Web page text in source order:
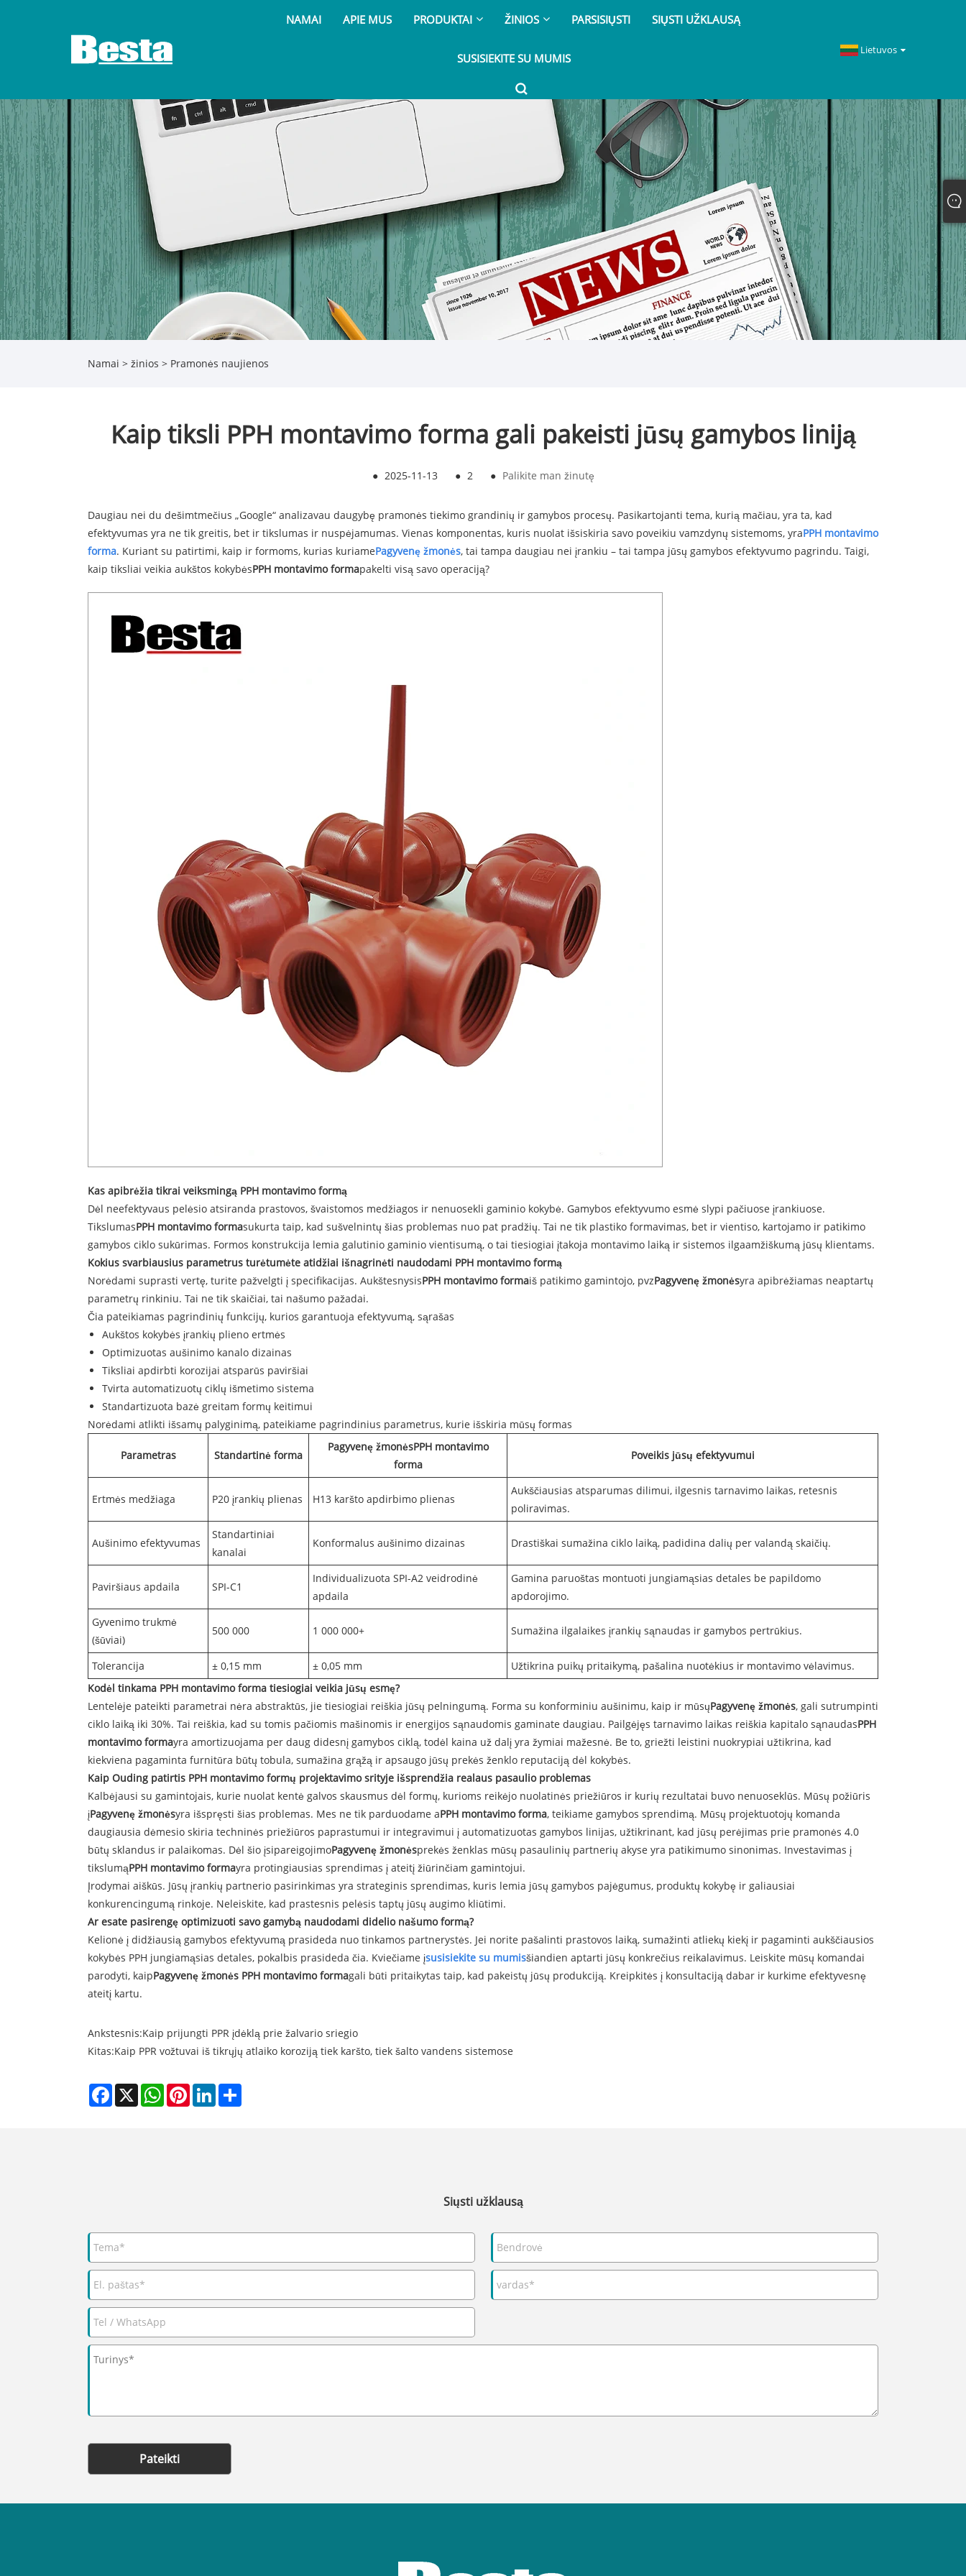
NAMAI APIE MUS PRODUKTAI ŽINIOS PARSISIŲSTI SIŲSTI UŽKLAUSĄ
SUSISIEKITE SU MUMIS
Lietuvos
Namai > žinios > Pramonės naujienos
Kaip tiksli PPH montavimo forma gali pakeisti jūsų gamybos liniją
● 2025-11-13 ● 2 ● Palikite man žinutę
Daugiau nei du dešimtmečius „Google“ analizavau daugybę pramonės tiekimo grandinių ir gamybos procesų. Pasikartojanti tema, kurią mačiau, yra ta, kad
efektyvumas yra ne tik greitis, bet ir tikslumas ir nuspėjamumas. Vienas komponentas, kuris nuolat išsiskiria savo poveikiu vamzdynų sistemoms, yraPPH montavimo
forma. Kuriant su patirtimi, kaip ir formoms, kurias kuriamePagyvenę žmonės, tai tampa daugiau nei įrankiu – tai tampa jūsų gamybos efektyvumo pagrindu. Taigi,
kaip tiksliai veikia aukštos kokybėsPPH montavimo formapakelti visą savo operaciją?
Kas apibrėžia tikrai veiksmingą PPH montavimo formą
Dėl neefektyvaus pelėsio atsiranda prastovos, švaistomos medžiagos ir nenuosekli gaminio kokybė. Gamybos efektyvumo esmė slypi pačiuose įrankiuose.
TikslumasPPH montavimo formasukurta taip, kad sušvelnintų šias problemas nuo pat pradžių. Tai ne tik plastiko formavimas, bet ir vientiso, kartojamo ir patikimo
gamybos ciklo sukūrimas. Formos konstrukcija lemia galutinio gaminio vientisumą, o tai tiesiogiai įtakoja montavimo laiką ir sistemos ilgaamžiškumą jūsų klientams.
Kokius svarbiausius parametrus turėtumėte atidžiai išnagrinėti naudodami PPH montavimo formą
Norėdami suprasti vertę, turite pažvelgti į specifikacijas. AukštesnysisPPH montavimo formaiš patikimo gamintojo, pvzPagyvenę žmonėsyra apibrėžiamas neaptartų
parametrų rinkiniu. Tai ne tik skaičiai, tai našumo pažadai.
Čia pateikiamas pagrindinių funkcijų, kurios garantuoja efektyvumą, sąrašas
Aukštos kokybės įrankių plieno ertmės
Optimizuotas aušinimo kanalo dizainas
Tiksliai apdirbti korozijai atsparūs paviršiai
Tvirta automatizuotų ciklų išmetimo sistema
Standartizuota bazė greitam formų keitimui
Norėdami atlikti išsamų palyginimą, pateikiame pagrindinius parametrus, kurie išskiria mūsų formas
Parametras Standartinė forma
Pagyvenę žmonėsPPH montavimo
forma
Poveikis jūsų efektyvumui
Ertmės medžiaga P20 įrankių plienas H13 karšto apdirbimo plienas
Aukščiausias atsparumas dilimui, ilgesnis tarnavimo laikas, retesnis
poliravimas.
Aušinimo efektyvumas
Standartiniai
kanalai
Konformalus aušinimo dizainas Drastiškai sumažina ciklo laiką, padidina dalių per valandą skaičių.
Paviršiaus apdaila SPI-C1
Individualizuota SPI-A2 veidrodinė
apdaila
Gamina paruoštas montuoti jungiamąsias detales be papildomo
apdorojimo.
Gyvenimo trukmė
(šūviai)
500 000 1 000 000+ Sumažina ilgalaikes įrankių sąnaudas ir gamybos pertrūkius.
Tolerancija ± 0,15 mm ± 0,05 mm
Užtikrina puikų pritaikymą, pašalina nuotėkius ir montavimo vėlavimus.
Kodėl tinkama PPH montavimo forma tiesiogiai veikia jūsų esmę?
Lentelėje pateikti parametrai nėra abstraktūs, jie tiesiogiai reiškia jūsų pelningumą. Forma su konforminiu aušinimu, kaip ir mūsųPagyvenę žmonės, gali sutrumpinti
ciklo laiką iki 30%. Tai reiškia, kad su tomis pačiomis mašinomis ir energijos sąnaudomis gaminate daugiau. Pailgėjęs tarnavimo laikas reiškia kapitalo sąnaudasPPH
montavimo formayra amortizuojama per daug didesnį gamybos ciklą, todėl kaina už dalį yra žymiai mažesnė. Be to, griežti leistini nuokrypiai užtikrina, kad
kiekviena pagaminta furnitūra būtų tobula, sumažina grąžą ir apsaugo jūsų prekės ženklo reputaciją dėl kokybės.
Kaip Ouding patirtis PPH montavimo formų projektavimo srityje išsprendžia realaus pasaulio problemas
Kalbėjausi su gamintojais, kurie nuolat kentė galvos skausmus dėl formų, kurioms reikėjo nuolatinės priežiūros ir kurių rezultatai buvo nenuoseklūs. Mūsų požiūris
įPagyvenę žmonėsyra išspręsti šias problemas. Mes ne tik parduodame aPPH montavimo forma, teikiame gamybos sprendimą. Mūsų projektuotojų komanda
daugiausia dėmesio skiria techninės priežiūros paprastumui ir integravimui į automatizuotas gamybos linijas, užtikrinant, kad jūsų perėjimas prie pramonės 4.0
būtų sklandus ir palaikomas. Dėl šio įsipareigojimoPagyvenę žmonėsprekės ženklas mūsų pasaulinių partnerių akyse yra patikimumo sinonimas. Investavimas į
tikslumąPPH montavimo formayra protingiausias sprendimas į ateitį žiūrinčiam gamintojui.
Įrodymai aiškūs. Jūsų įrankių partnerio pasirinkimas yra strateginis sprendimas, kuris lemia jūsų gamybos pajėgumus, produktų kokybę ir galiausiai
konkurencingumą rinkoje. Neleiskite, kad prastesnis pelėsis taptų jūsų augimo kliūtimi.
Ar esate pasirengę optimizuoti savo gamybą naudodami didelio našumo formą?
Kelionė į didžiausią gamybos efektyvumą prasideda nuo tinkamos partnerystės. Jei norite pašalinti prastovos laiką, sumažinti atliekų kiekį ir pagaminti aukščiausios
kokybės PPH jungiamąsias detales, pokalbis prasideda čia. Kviečiame įsusisiekite su mumisšiandien aptarti jūsų konkrečius reikalavimus. Leiskite mūsų komandai
parodyti, kaipPagyvenę žmonės PPH montavimo formagali būti pritaikytas taip, kad pakeistų jūsų produkciją. Kreipkitės į konsultaciją dabar ir kurkime efektyvesnę
ateitį kartu.
Ankstesnis:Kaip prijungti PPR įdėklą prie žalvario sriegio
Kitas:Kaip PPR vožtuvai iš tikrųjų atlaiko koroziją tiek karšto, tiek šalto vandens sistemose
Facebook
X WhatsAppPinterestLinkedIn
Siųsti užklausą
Pateikti